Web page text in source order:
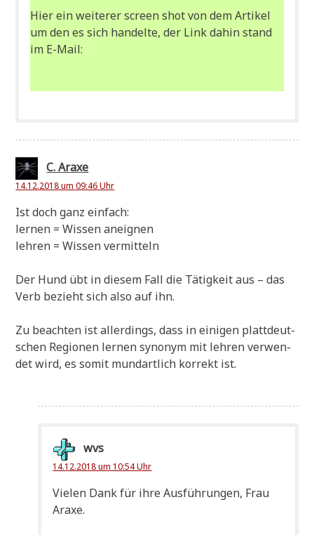
Hier ein wei­te­rer screen shot von dem Arti­kel
um den es sich han­del­te, der Link dahin stand
im E-Mail:
C. Araxe
14.12.2018 um 09:46 Uhr
Ist doch ganz einfach:
ler­nen = Wis­sen aneignen
leh­ren = Wis­sen vermitteln
Der Hund übt in die­sem Fall die Tätig­keit aus – das
Verb bezieht sich also auf ihn.
Zu beach­ten ist aller­dings, dass in eini­gen platt­deut­
schen Regio­nen ler­nen syn­onym mit leh­ren ver­wen­
det wird, es somit mund­art­lich kor­rekt ist.
wvs
14.12.2018 um 10:54 Uhr
Vie­len Dank für ihre Aus­füh­run­gen, Frau
Araxe.